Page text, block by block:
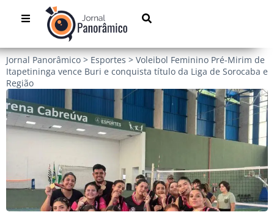
Jornal Panorâmico > Esportes > Voleibol Feminino Pré-Mirim de
Itapetininga vence Buri e conquista título da Liga de Sorocaba e
Região